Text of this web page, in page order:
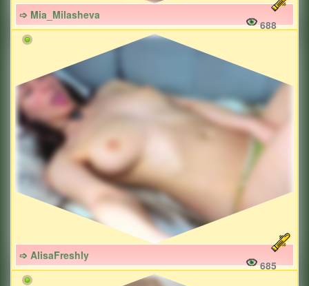
➩ Mia_Milasheva
688
➩ AlisaFreshly
685